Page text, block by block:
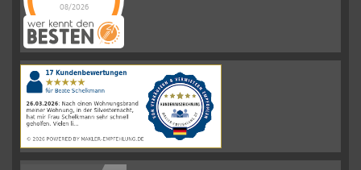
08/2026
Schelkmann
Immobilienhat
|110Schelkmann
ImmobilienBewertungen
auf
werkenntdenBESTEN.de